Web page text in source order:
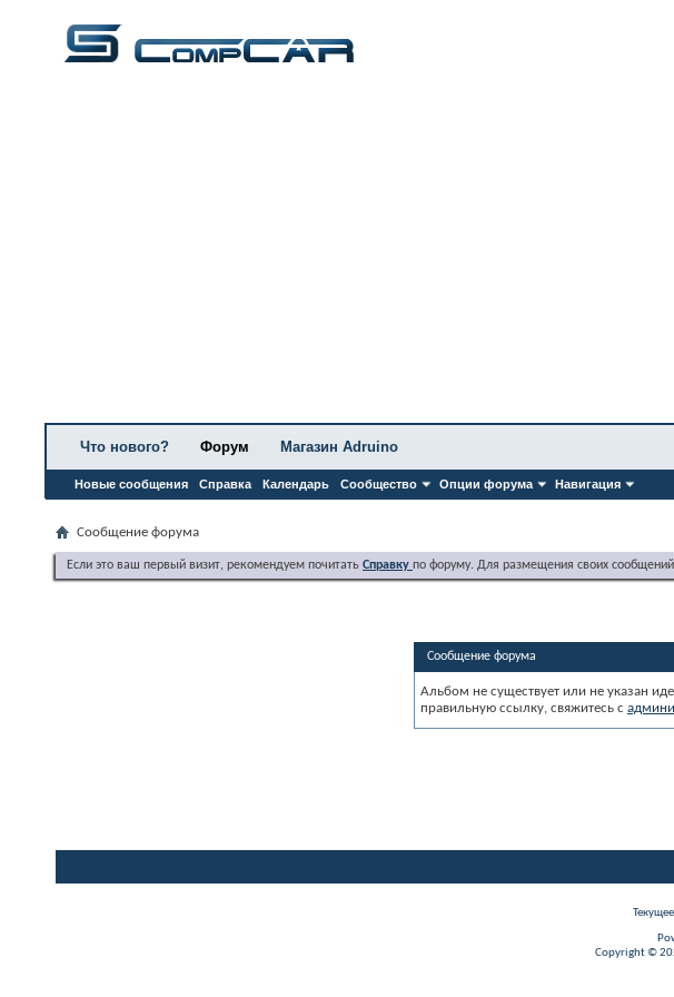
Что нового? Форум
Новые сообщения Справка Календарь Сообщество Опции форума Навигация
Магазин Adruino
Сообщение форума
Если это ваш первый визит, рекомендуем почитать Справку по форуму. Для размещения своих
Сообщение форума
Альбом не существует или не указан
правильную ссылку, свяжитесь с
Copyright ©